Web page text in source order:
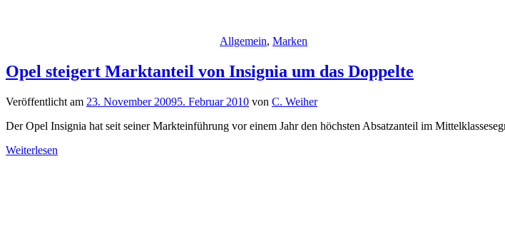
Allgemein, Marken
Opel steigert Marktanteil von Insignia um das Doppelte
Veröffentlicht am 23. November 20095. Februar 2010 von C. Weiher
Der Opel Insignia hat seit seiner Markteinführung vor einem Jahr den höchsten Absatzanteil im
Weiterlesen